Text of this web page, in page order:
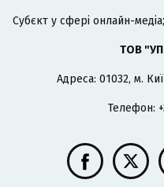
Cубєкт у сфері онлайн-
ТОВ
Адреса: 01032, м.
Телефон: